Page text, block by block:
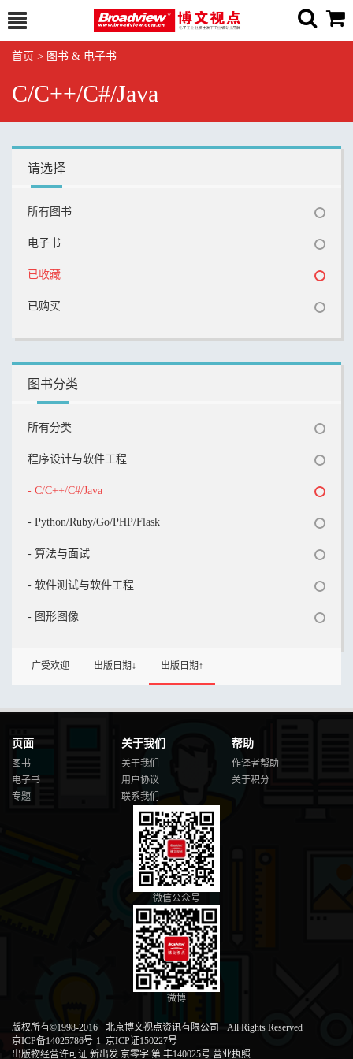
首页 > 图书 & 电子书
C/C++/C#/Java
请选择
所有图书
电子书
已收藏
已购买
图书分类
所有分类
程序设计与软件工程
- C/C++/C#/Java
- Python/Ruby/Go/PHP/Flask
- 算法与面试
- 软件测试与软件工程
- 图形图像
广受欢迎 出版日期↓ 出版日期↑
页面
图书
电子书
专题
关于我们
关于我们
用户协议
联系我们
帮助
作译者帮助
关于积分
微信公众号
微博
版权所有©1998-2016 · 北京博文视点资讯有限公司 · All Rights Reserved
京ICP备14025786号-1 京ICP证150227号
出版物经营许可证 新出发 京零字 第 丰140025号 营业执照